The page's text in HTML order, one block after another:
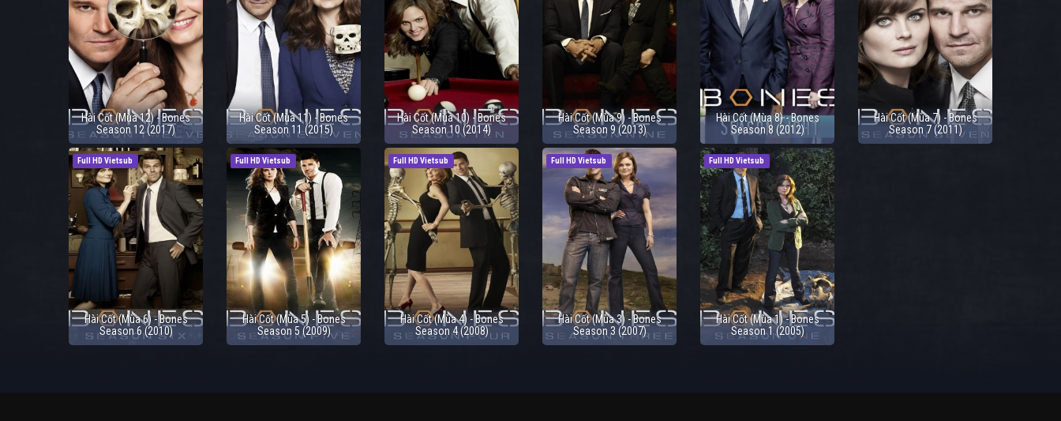
Hài Cốt (Mùa 12) - Bones
Season 12 (2017)
Hài Cốt (Mùa 11) - Bones
Season 11 (2015)
Hài Cốt (Mùa 10) - Bones
Season 10 (2014)
Hài Cốt (Mùa 9) - Bones
Season 9 (2013)
Hài Cốt (Mùa 8) - Bones
Season 8 (2012)
Hài Cốt (Mùa 7) - Bones
Season 7 (2011)
Full HD Vietsub
Hài Cốt (Mùa 6) - Bones
Season 6 (2010)
Full HD Vietsub
Hài Cốt (Mùa 5) - Bones
Season 5 (2009)
Full HD Vietsub
Hài Cốt (Mùa 4) - Bones
Season 4 (2008)
Full HD Vietsub
Hài Cốt (Mùa 3) - Bones
Season 3 (2007)
Full HD Vietsub
Hài Cốt (Mùa 1) - Bones
Season 1 (2005)